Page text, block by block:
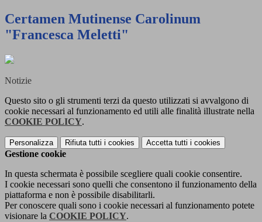
Certamen Mutinense Carolinum
"Francesca Meletti"
Notizie
Questo sito o gli strumenti terzi da questo utilizzati si avvalgono di
cookie necessari al funzionamento ed utili alle finalità illustrate nella
COOKIE POLICY.
Personalizza Rifiuta tutti i cookies Accetta tutti i cookies
Gestione cookie
In questa schermata è possibile scegliere quali cookie consentire.
I cookie necessari sono quelli che consentono il funzionamento della
piattaforma e non è possibile disabilitarli.
Per conoscere quali sono i cookie necessari al funzionamento potete
visionare la COOKIE POLICY.